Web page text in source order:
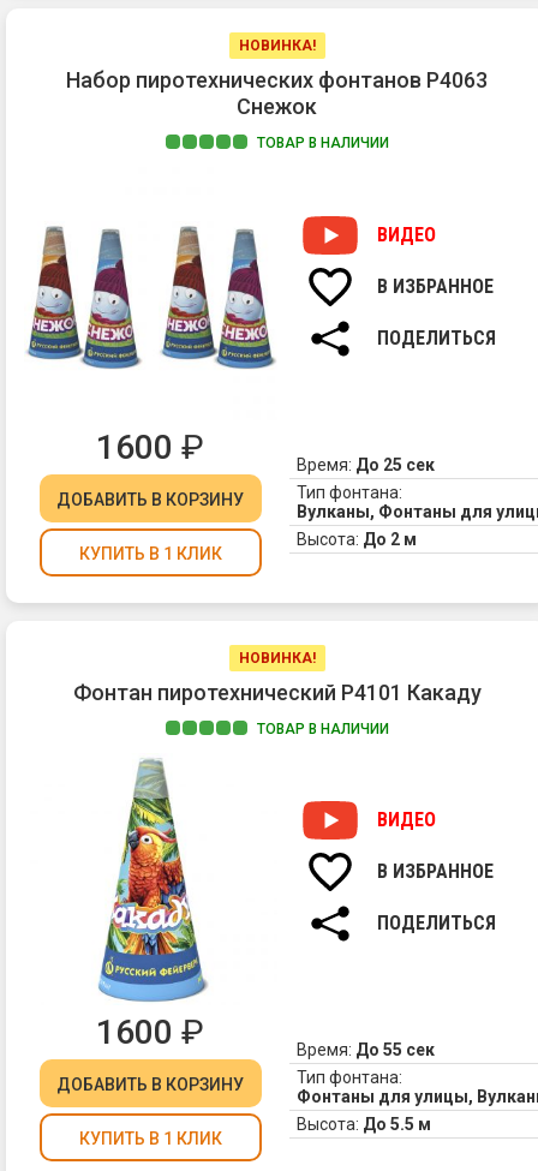
НОВИНКА!
Набор пиротехнических фонтанов Р4063
Снежок
ТОВАР В НАЛИЧИИ
ВИДЕО
В ИЗБРАННОЕ
ПОДЕЛИТЬСЯ
1600 ₽
ДОБАВИТЬ В КОРЗИНУ
КУПИТЬ В 1 КЛИК
Время: До 25 сек
Тип фонтана:
Вулканы, Фонтаны для
Высота: До 2 м
НОВИНКА!
Фонтан пиротехнический Р4101 Какаду
ТОВАР В НАЛИЧИИ
ВИДЕО
В ИЗБРАННОЕ
ПОДЕЛИТЬСЯ
1600 ₽
ДОБАВИТЬ В КОРЗИНУ
КУПИТЬ В 1 КЛИК
Время: До 55 сек
Тип фонтана:
Фонтаны для улицы,
Высота: До 5.5 м